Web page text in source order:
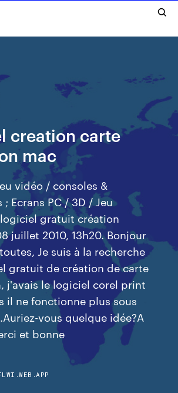
creation carte
mac
vidéo / consoles &
; Ecrans PC / 3D / Jeu
gratuit création
juillet 2010, 13h20. Bonjour
Je suis à la recherche
gratuit de création de carte
j'avais le logiciel corel print
il ne fonctionne plus sous
vous quelque idée?A
et bonne